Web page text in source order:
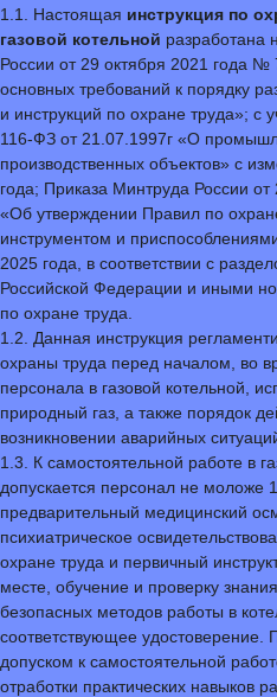
1.1. Настоящая инструкция по
газовой котельной разработана
России от 29 октября 2021 года
основных требований к порядку
и инструкций по охране труда»;
116-ФЗ от 21.07.1997г «О
производственных объектов» с
года; Приказа Минтруда России
«Об утверждении Правил по
инструментом и
2025 года, в соответствии с
Российской Федерации и иными
по охране труда.
1.2. Данная инструкция
охраны труда перед началом, во
персонала в газовой котельной,
природный газ, а также порядок
возникновении аварийных
1.3. К самостоятельной работе в
допускается персонал не моложе
предварительный медицинский
психиатрическое
охране труда и первичный
месте, обучение и проверку
безопасных методов работы в
соответствующее удостоверение.
допуском к самостоятельной
отработки практических навыков